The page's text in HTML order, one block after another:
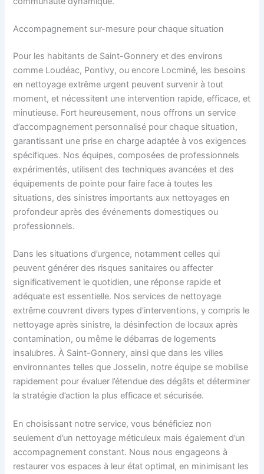
Accompagnement sur-mesure pour chaque situation
Pour les habitants de Saint-Gonnery et des environs
comme Loudéac, Pontivy, ou encore Locminé, les besoins
en nettoyage extrême urgent peuvent survenir à tout
moment, et nécessitent une intervention rapide, efficace, et
minutieuse. Fort heureusement, nous offrons un service
d’accompagnement personnalisé pour chaque situation,
garantissant une prise en charge adaptée à vos exigences
spécifiques. Nos équipes, composées de professionnels
expérimentés, utilisent des techniques avancées et des
équipements de pointe pour faire face à toutes les
situations, des sinistres importants aux nettoyages en
profondeur après des événements domestiques ou
professionnels.
Dans les situations d’urgence, notamment celles qui
peuvent générer des risques sanitaires ou affecter
significativement le quotidien, une réponse rapide et
adéquate est essentielle. Nos services de nettoyage
extrême couvrent divers types d’interventions, y compris le
nettoyage après sinistre, la désinfection de locaux après
contamination, ou même le débarras de logements
insalubres. À Saint-Gonnery, ainsi que dans les villes
environnantes telles que Josselin, notre équipe se mobilise
rapidement pour évaluer l’étendue des dégâts et déterminer
la stratégie d’action la plus efficace et sécurisée.
En choisissant notre service, vous bénéficiez non
seulement d’un nettoyage méticuleux mais également d’un
accompagnement constant. Nous nous engageons à
restaurer vos espaces à leur état optimal, en minimisant les